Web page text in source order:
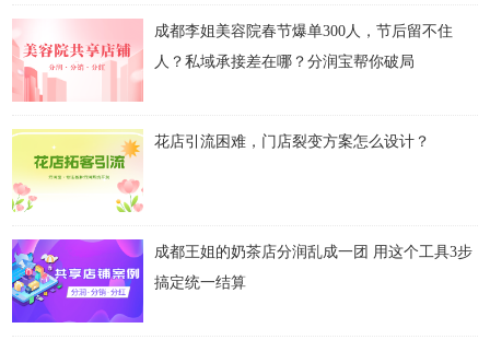
成都李姐美容院春节爆单300人，节后留不住
人？私域承接差在哪？分润宝帮你破局
花店引流困难，门店裂变方案怎么设计？
成都王姐的奶茶店分润乱成一团 用这个工具3步
搞定统一结算